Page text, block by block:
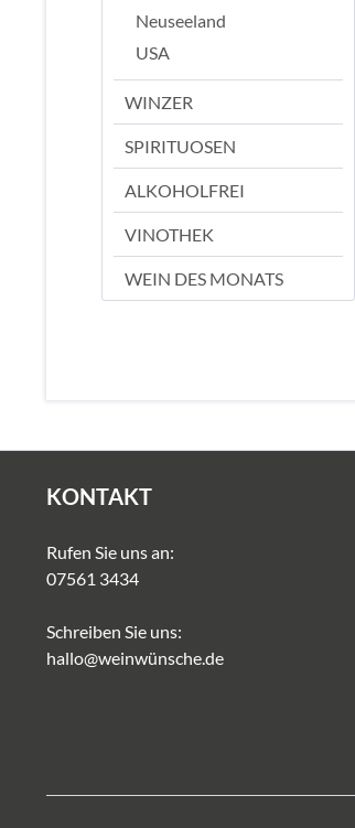
Neuseeland
USA
WINZER
SPIRITUOSEN
ALKOHOLFREI
VINOTHEK
WEIN DES MONATS
KONTAKT
Rufen Sie uns an:
07561 3434
Schreiben Sie uns:
hallo@weinwünsche.de